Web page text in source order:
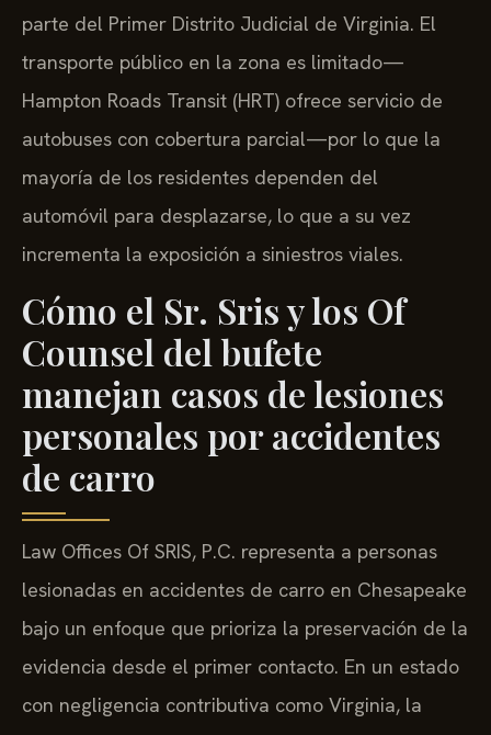
parte del Primer Distrito Judicial de Virginia. El
transporte público en la zona es limitado—
Hampton Roads Transit (HRT) ofrece servicio de
autobuses con cobertura parcial—por lo que la
mayoría de los residentes dependen del
automóvil para desplazarse, lo que a su vez
incrementa la exposición a siniestros viales.
Cómo el Sr. Sris y los Of
Counsel del bufete
manejan casos de lesiones
personales por accidentes
de carro
Law Offices Of SRIS, P.C. representa a personas
lesionadas en accidentes de carro en Chesapeake
bajo un enfoque que prioriza la preservación de la
evidencia desde el primer contacto. En un estado
con negligencia contributiva como Virginia, la